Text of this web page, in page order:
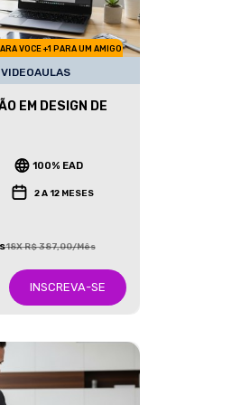
VOCE +1 PARA UM AMIGO
VIDEOAULAS
EM DESIGN DE
100% EAD
2 A 12 MESES
18X R$ 387,00/Mês
INSCREVA-SE